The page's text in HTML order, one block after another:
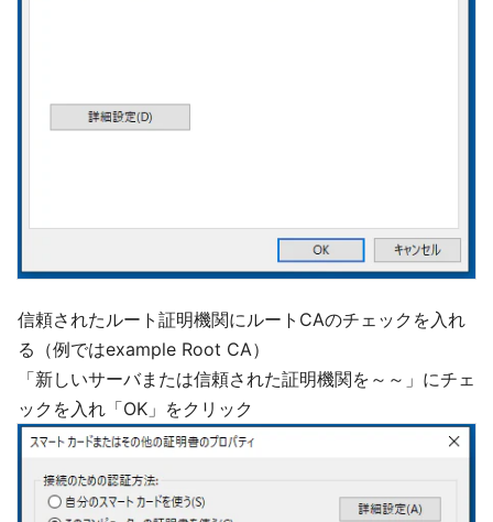
信頼されたルート証明機関にルートCAのチェックを入れ
る（例ではexample Root CA）
「新しいサーバまたは信頼された証明機関を～～」にチェ
ックを入れ「OK」をクリック